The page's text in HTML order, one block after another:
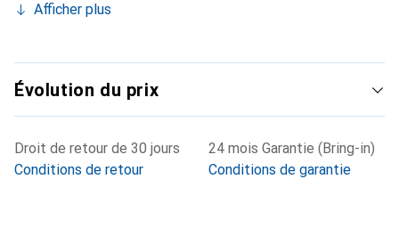
Afficher plus
Évolution du prix
Droit de retour de 30 jours
Conditions de retour
24 mois Garantie (Bring-in)
Conditions de garantie